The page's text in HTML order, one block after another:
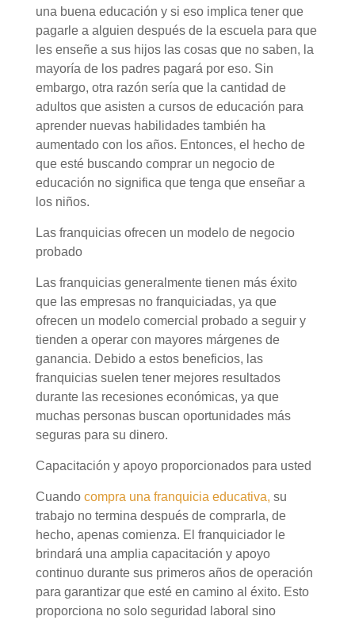
una buena educación y si eso implica tener que
pagarle a alguien después de la escuela para que
les enseñe a sus hijos las cosas que no saben, la
mayoría de los padres pagará por eso. Sin
embargo, otra razón sería que la cantidad de
adultos que asisten a cursos de educación para
aprender nuevas habilidades también ha
aumentado con los años. Entonces, el hecho de
que esté buscando comprar un negocio de
educación no significa que tenga que enseñar a
los niños.
Las franquicias ofrecen un modelo de negocio
probado
Las franquicias generalmente tienen más éxito
que las empresas no franquiciadas, ya que
ofrecen un modelo comercial probado a seguir y
tienden a operar con mayores márgenes de
ganancia. Debido a estos beneficios, las
franquicias suelen tener mejores resultados
durante las recesiones económicas, ya que
muchas personas buscan oportunidades más
seguras para su dinero.
Capacitación y apoyo proporcionados para usted
Cuando compra una franquicia educativa, su
trabajo no termina después de comprarla, de
hecho, apenas comienza. El franquiciador le
brindará una amplia capacitación y apoyo
continuo durante sus primeros años de operación
para garantizar que esté en camino al éxito. Esto
proporciona no solo seguridad laboral sino